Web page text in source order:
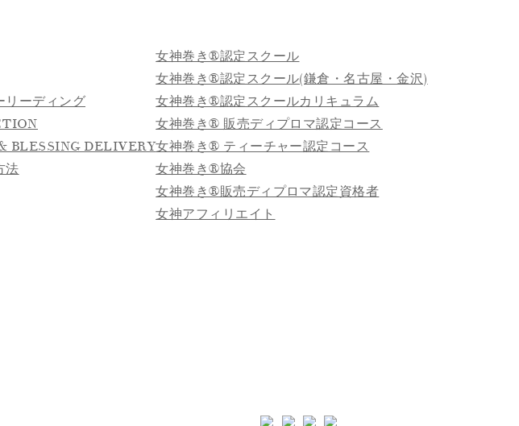
リーディング
BLESSING DELIVERY
法
女神巻き®認定スクール
女神巻き®認定スクール(鎌倉・名古屋・金沢)
女神巻き®認定スクールカリキュラム
女神巻き® 販売ディプロマ認定コース
女神巻き® ティーチャー認定コース
女神巻き®協会
女神巻き®販売ディプロマ認定資格者
女神アフィリエイト